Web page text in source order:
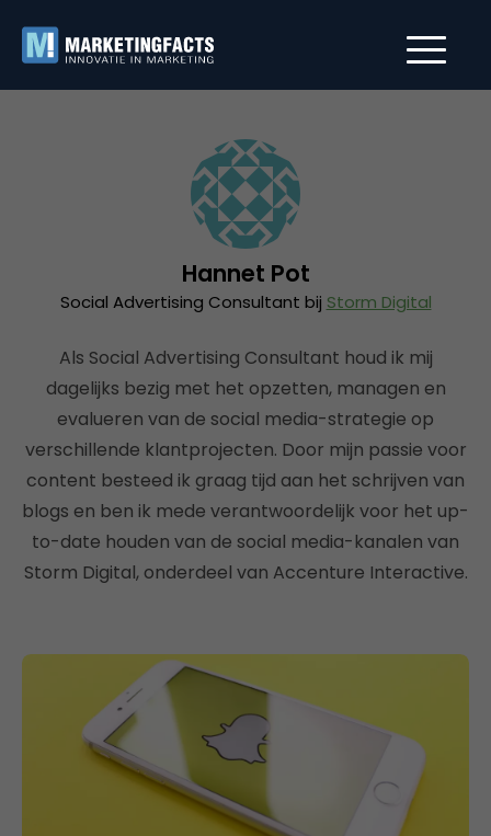
Hannet Pot
Social Advertising Consultant bij Storm Digital
Als Social Advertising Consultant houd ik mij
dagelijks bezig met het opzetten, managen en
evalueren van de social media-strategie op
verschillende klantprojecten. Door mijn passie voor
content besteed ik graag tijd aan het schrijven van
blogs en ben ik mede verantwoordelijk voor het up-
to-date houden van de social media-kanalen van
Storm Digital, onderdeel van Accenture Interactive.